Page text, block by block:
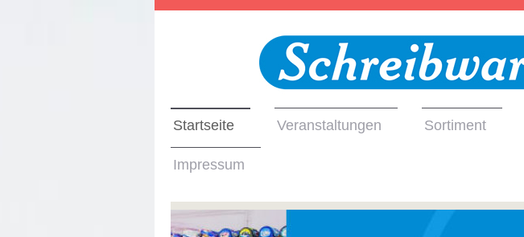
Startseite Veranstaltungen Sortiment
Impressum